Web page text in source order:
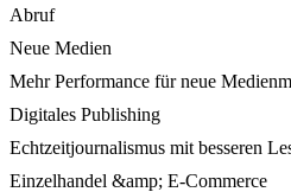
Abruf
Neue Medien
Mehr Performance für neue
Digitales Publishing
Echtzeitjournalismus mit besseren
Einzelhandel &amp; E-Commerce